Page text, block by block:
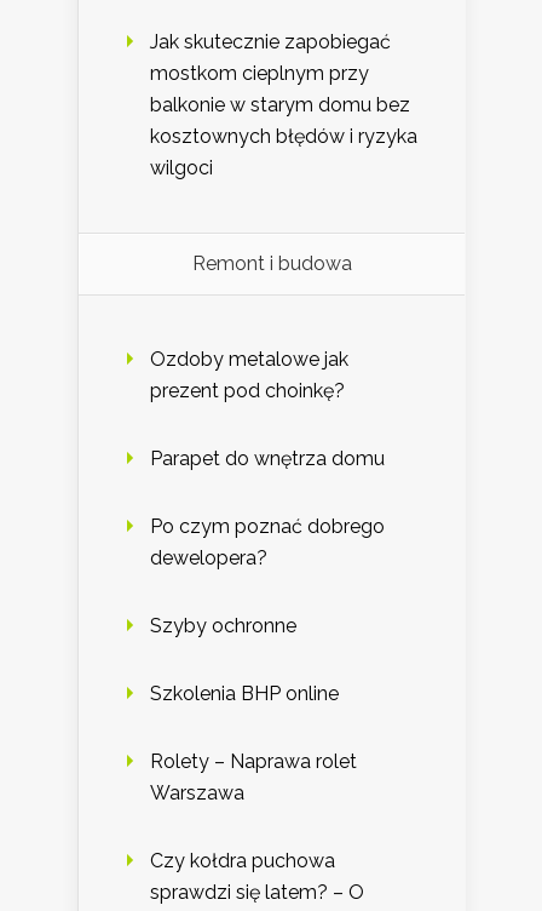
Jak skutecznie zapobiegać
mostkom cieplnym przy
balkonie w starym domu bez
kosztownych błędów i ryzyka
wilgoci
Remont i budowa
Ozdoby metalowe jak
prezent pod choinkę?
Parapet do wnętrza domu
Po czym poznać dobrego
dewelopera?
Szyby ochronne
Szkolenia BHP online
Rolety – Naprawa rolet
Warszawa
Czy kołdra puchowa
sprawdzi się latem? – O